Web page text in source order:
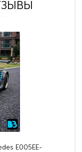
E005EE-